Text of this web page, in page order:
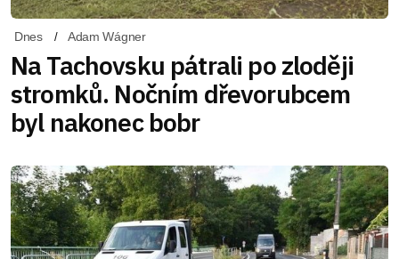
Dnes Adam Wágner
Na Tachovsku pátrali po zloději
stromků. Nočním dřevorubcem
byl nakonec bobr